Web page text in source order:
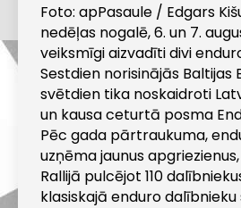
Foto: apPasaule / Edgars
nedēļas nogalē, 6. un 7.
veiksmīgi aizvadīti divi
Sestdien norisinājās Baltijas
svētdien tika noskaidroti
un kausa ceturtā posma
Pēc gada pārtraukuma,
uzņēma jaunus
Rallijā pulcējot 110
klasiskajā enduro dalībnieku